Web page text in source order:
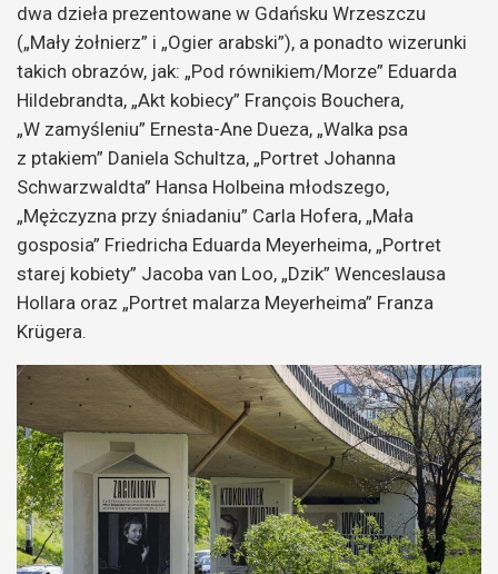
dwa dzieła prezentowane w Gdańsku Wrzeszczu
(„Mały żołnierz” i „Ogier arabski”), a ponadto wizerunki
takich obrazów, jak: „Pod równikiem/Morze” Eduarda
Hildebrandta, „Akt kobiecy” François Bouchera,
„W zamyśleniu” Ernesta-Ane Dueza, „Walka psa
z ptakiem” Daniela Schultza, „Portret Johanna
Schwarzwaldta” Hansa Holbeina młodszego,
„Mężczyzna przy śniadaniu” Carla Hofera, „Mała
gosposia” Friedricha Eduarda Meyerheima, „Portret
starej kobiety” Jacoba van Loo, „Dzik” Wenceslausa
Hollara oraz „Portret malarza Meyerheima” Franza
Krügera.